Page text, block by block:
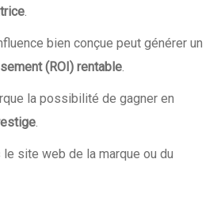
.
bien conçue peut générer un
(ROI) rentable.
la possibilité de gagner en
.
site web de la marque ou du